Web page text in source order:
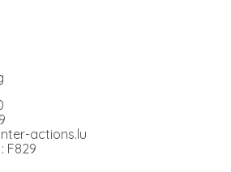
actions.lu
F829